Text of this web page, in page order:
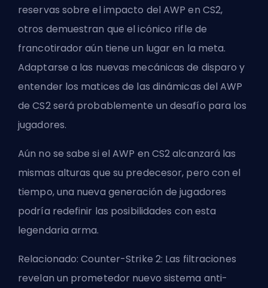
reservas sobre el impacto del AWP en CS2,
otros demuestran que el icónico rifle de
francotirador aún tiene un lugar en la meta.
Adaptarse a las nuevas mecánicas de disparo y
entender los matices de las dinámicas del AWP
de CS2 será probablemente un desafío para los
jugadores.
Aún no se sabe si el AWP en CS2 alcanzará las
mismas alturas que su predecesor, pero con el
tiempo, una nueva generación de jugadores
podría redefinir las posibilidades con esta
legendaria arma.
Relacionado:Counter-Strike 2: Las filtraciones
revelan un prometedor nuevo sistema anti-